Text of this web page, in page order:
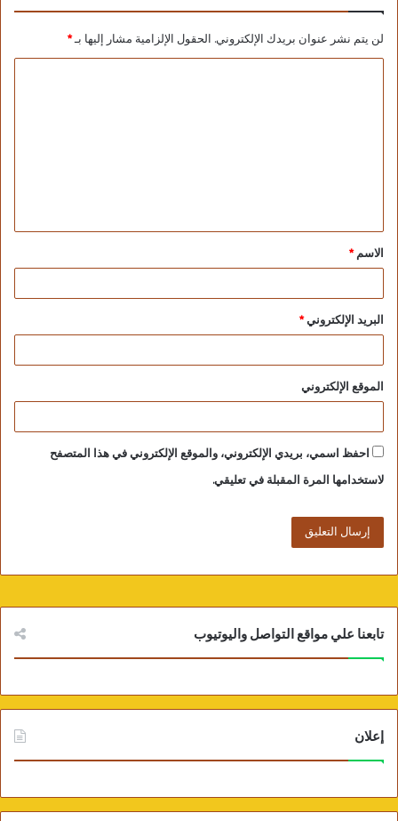
جديراً بالذكر أن فعاليات القافلة تستمر على مدار يومي
لن يتم نشر عنوان بريدك الإلكتروني. الحقول الإلزامية مشار إليها بـ*
الاسم*
البريد الإلكتروني*
الموقع الإلكتروني
احفظ اسمي، بريدي الإلكتروني، والموقع الإلكتروني في هذا المتصفح
لاستخدامها المرة المقبلة في تعليقي.
تابعنا علي مواقع التواصل واليوتيوب
إعلان